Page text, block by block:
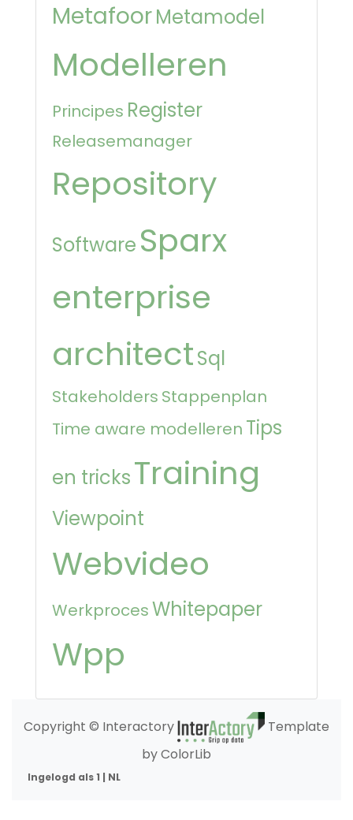
MetafoorMetamodel
Modelleren
Principes Register
Releasemanager
Repository
Software Sparx
enterprise
architectSql
Stakeholders Stappenplan
Time aware modelleren Tips
en tricksTraining
Viewpoint
Webvideo
WerkprocesWhitepaper
Wpp
Copyright © Interactory
Template
by ColorLib
Ingelogd als 1 | NL